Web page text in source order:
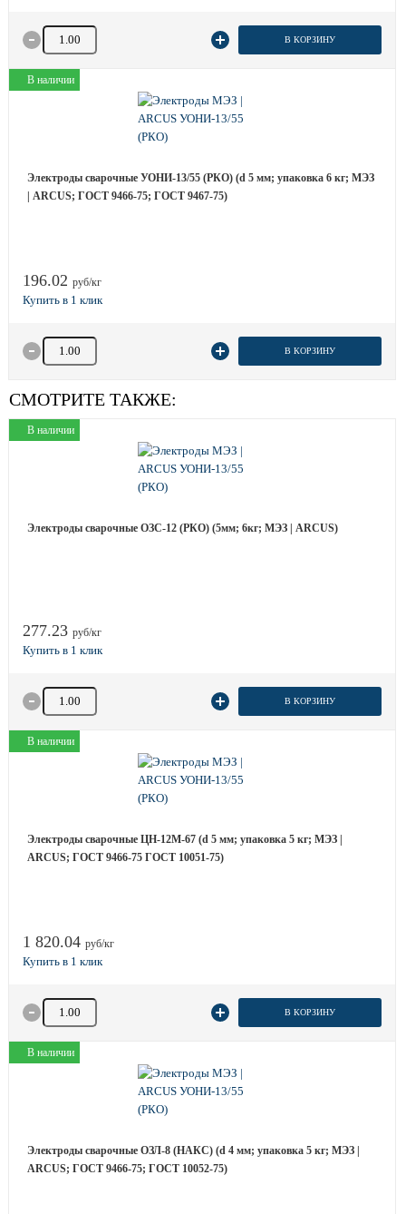
Количество товара В КОРЗИНУ
В наличии
Электроды сварочные УОНИ-13/55 (РКО) (d 5 мм; упаковка 6 кг; МЭЗ
| ARCUS; ГОСТ 9466-75; ГОСТ 9467-75)
196.02 руб/кг
Количество товара В КОРЗИНУ
СМОТРИТЕ ТАКЖЕ:
В наличии
Электроды сварочные ОЗС-12 (РКО) (5мм; 6кг; МЭЗ | ARCUS)
277.23 руб/кг
Количество товара В КОРЗИНУ
В наличии
Электроды сварочные ЦН-12М-67 (d 5 мм; упаковка 5 кг; МЭЗ |
ARCUS; ГОСТ 9466-75 ГОСТ 10051-75)
1 820.04 руб/кг
Количество товара В КОРЗИНУ
В наличии
Электроды сварочные ОЗЛ-8 (НАКС) (d 4 мм; упаковка 5 кг; МЭЗ |
ARCUS; ГОСТ 9466-75; ГОСТ 10052-75)